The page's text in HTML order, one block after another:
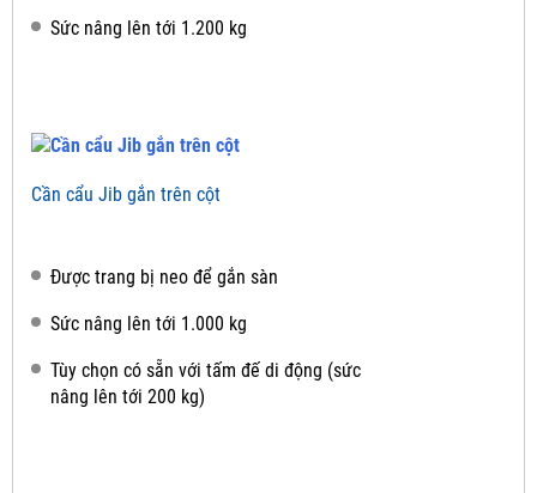
Sức nâng lên tới 1.200 kg
Cần cẩu Jib gắn trên cột
Được trang bị neo để gắn sàn
Sức nâng lên tới 1.000 kg
Tùy chọn có sẵn với tấm đế di động (sức
nâng lên tới 200 kg)